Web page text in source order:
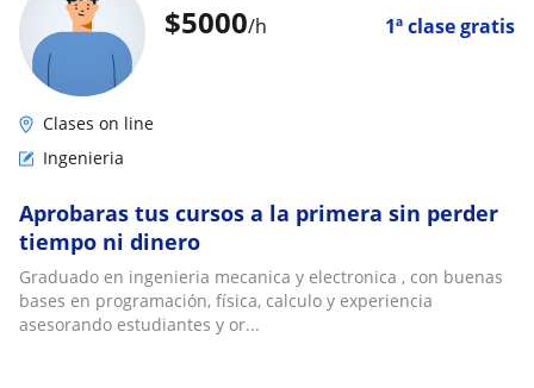
$5000/h 1ª clase gratis
Clases on line
Ingenieria
Aprobaras tus cursos a la primera sin perder
tiempo ni dinero
Graduado en ingenieria mecanica y electronica , con buenas
bases en programación, física, calculo y experiencia
asesorando estudiantes y or...